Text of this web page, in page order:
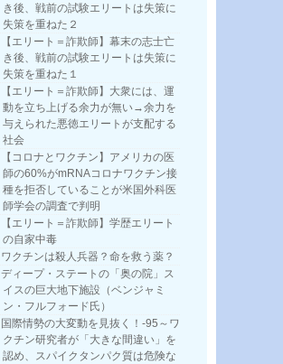
き後、戦前の試験エリートは失策に
失策を重ねた２
【エリート＝詐欺師】幕末の志士亡
き後、戦前の試験エリートは失策に
失策を重ねた１
【エリート＝詐欺師】大衆には、運
動を立ち上げる余力が無い→余力を
与えられた悪徳エリートが支配する
社会
【コロナとワクチン】アメリカの医
師の60%がmRNAコロナワクチン接
種を拒否していることが米国外科医
師学会の調査で判明
【エリート＝詐欺師】学歴エリート
の自家中毒
ワクチンは殺人兵器？命を救う薬？
ディープ・ステートの「奥の院」ス
イスの巨大地下施設（ベンジャミ
ン・フルフォード氏）
国際情勢の大変動を見抜く！-95～ワ
クチン研究者が「大きな間違い」を
認め、スパイクタンパク質は危険な